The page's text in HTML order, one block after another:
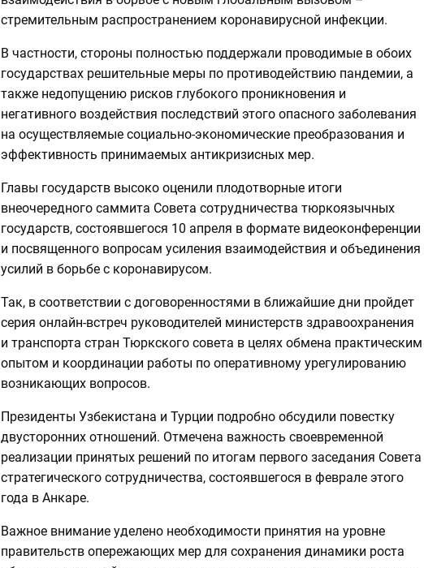
стремительным распространением коронавирусной инфекции.
В частности, стороны полностью поддержали проводимые в обоих
государствах решительные меры по противодействию пандемии, а
также недопущению рисков глубокого проникновения и
негативного воздействия последствий этого опасного заболевания
на осуществляемые социально-экономические преобразования и
эффективность принимаемых антикризисных мер.
Главы государств высоко оценили плодотворные итоги
внеочередного саммита Совета сотрудничества тюркоязычных
государств, состоявшегося 10 апреля в формате видеоконференции
и посвященного вопросам усиления взаимодействия и объединения
усилий в борьбе с коронавирусом.
Так, в соответствии с договоренностями в ближайшие дни пройдет
серия онлайн-встреч руководителей министерств здравоохранения
и транспорта стран Тюркского совета в целях обмена практическим
опытом и координации работы по оперативному урегулированию
возникающих вопросов.
Президенты Узбекистана и Турции подробно обсудили повестку
двусторонних отношений. Отмечена важность своевременной
реализации принятых решений по итогам первого заседания Совета
стратегического сотрудничества, состоявшегося в феврале этого
года в Анкаре.
Важное внимание уделено необходимости принятия на уровне
правительств опережающих мер для сохранения динамики роста